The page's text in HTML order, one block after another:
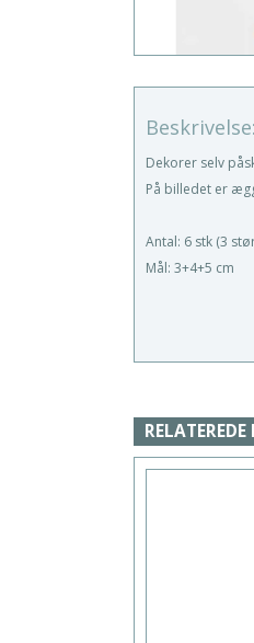
Beskrivelse:
Dekorer selv
På billedet er
Antal: 6 stk (3
Mål: 3+4+5 cm